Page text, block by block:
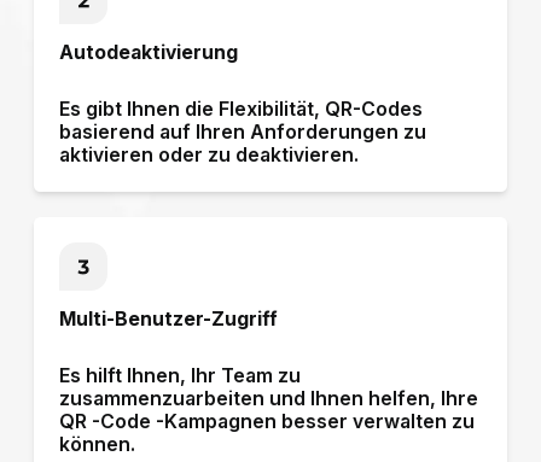
Autodeaktivierung
Es gibt Ihnen die Flexibilität, QR-Codes
basierend auf Ihren Anforderungen zu
aktivieren oder zu deaktivieren.
Multi-Benutzer-Zugriff
Es hilft Ihnen, Ihr Team zu
zusammenzuarbeiten und Ihnen helfen, Ihre
QR -Code -Kampagnen besser verwalten zu
können.